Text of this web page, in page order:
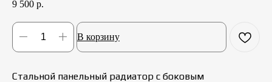
9 500 р.
В корзину
Стальной панельный радиатор с боковым